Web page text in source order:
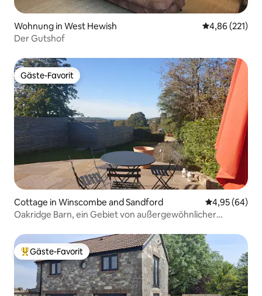
Wohnung in West Hewish
4,86 (221)
Der Gutshof
Gäste-Favorit
Gäste-Favorit
Cottage in Winscombe and Sandford
4,95 (64)
Oakridge Barn, ein Gebiet von außergewöhnlicher
Beliebter Gäste-Favorit.
Gäste-Favorit